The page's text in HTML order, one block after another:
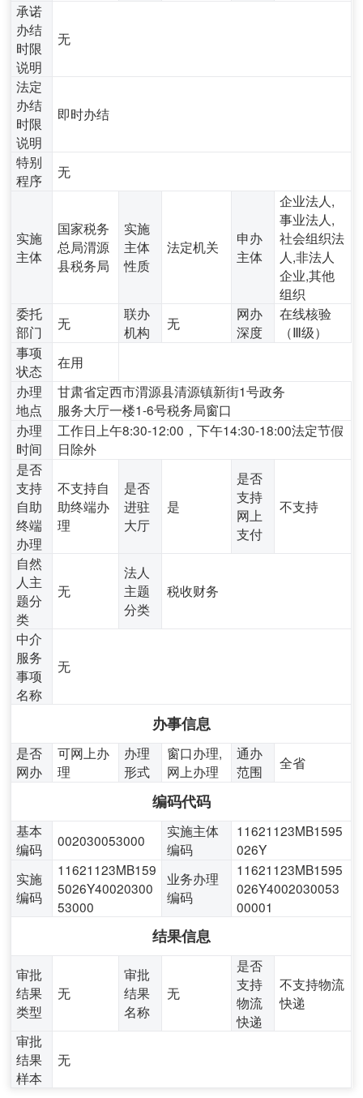
承诺
办结
时限
说明
无
法定
办结
时限
说明
即时办结
特别
程序
无
实施
主体
国家税务
总局渭源
县税务局
实施
主体
性质
法定机关
申办
主体
企业法人,
事业法人,
社会组织法
人,非法人
企业,其他
组织
委托
部门
无
联办
机构
无
网办
深度
在线核验
（Ⅲ级）
事项
状态
在用
办理
地点
甘肃省定西市渭源县清源镇新街1号政务
服务大厅一楼1-6号税务局窗口
办理
时间
工作日上午8:30-12:00，下午14:30-18:00法定节假
日除外
是否
支持
自助
终端
办理
不支持自
助终端办
理
是否
进驻
大厅
是
是否
支持
网上
支付
不支持
自然
人主
题分
类
无
法人
主题
分类
税收财务
中介
服务
事项
名称
无
办事信息
是否
网办
可网上办
理
办理
形式
窗口办理,
网上办理
通办
范围
全省
编码代码
基本
编码
002030053000
实施主体
编码
11621123MB1595
026Y
实施
编码
11621123MB159
5026Y40020300
53000
业务办理
编码
11621123MB1595
026Y4002030053
00001
结果信息
审批
结果
类型
无
审批
结果
名称
无
是否
支持
物流
快递
不支持物流
快递
审批
结果
样本
无